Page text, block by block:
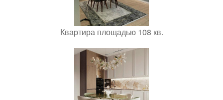
Квартира площадью 108 кв.